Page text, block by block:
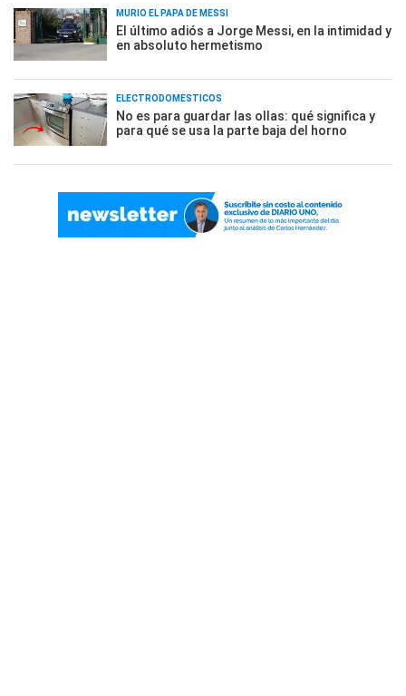
MURIÓ EL PAPÁ DE MESSI
El último adiós a Jorge Messi, en la intimidad y
en absoluto hermetismo
ELECTRODOMÉSTICOS
No es para guardar las ollas: qué significa y
para qué se usa la parte baja del horno